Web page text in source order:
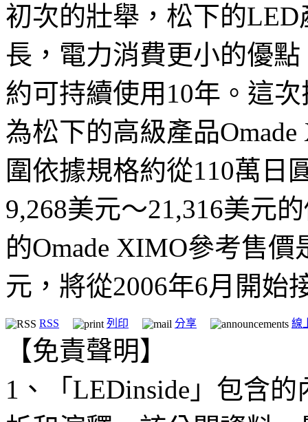
初次的壯舉，松下的
長，電力消費更小的優
約可持續使用10年。這
為松下的高級產品
圍依據規格約從110萬日
9,268美元～21,316美元
的Omade XIMO參考售
元，將從2006年6月開始
RSS 列印 分享 線
【免責聲明】
1、「LEDinside」包含